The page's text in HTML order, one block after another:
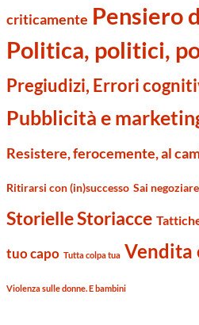
criticamente Pensiero
Politica, politici,
Pregiudizi, Errori
Pubblicità e
Resistere, ferocemente, al
Ritirarsi con (in)successo Sai
Storielle Storiacce
tuo capo Tutta colpa tua Vendita
Violenza sulle donne. E bambini